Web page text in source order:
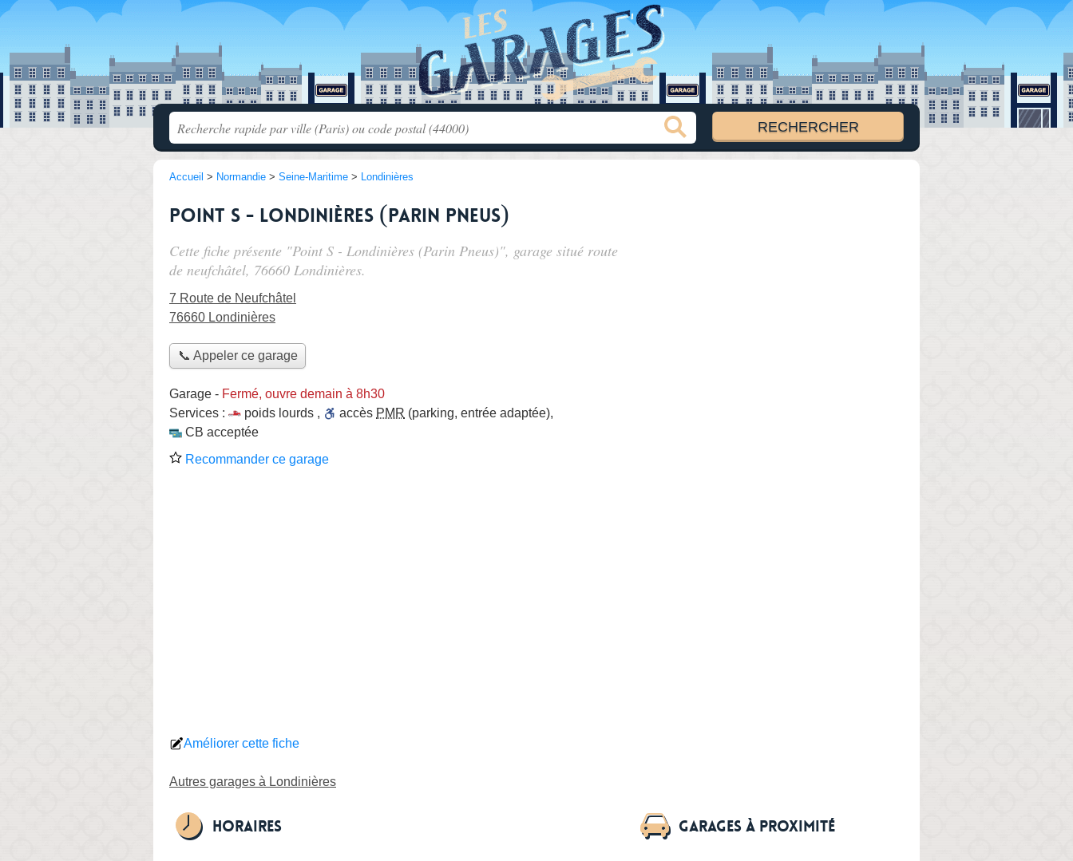
Accueil > Normandie > Seine-Maritime > Londinières
Point S - Londinières (Parin Pneus)
Cette fiche présente "Point S - Londinières (Parin Pneus)", garage situé route
de neufchâtel, 76660 Londinières.
7 Route de Neufchâtel
76660 Londinières
📞 Appeler ce garage
Garage - Fermé, ouvre demain à 8h30
Services :
poids lourds , accès PMR (parking, entrée adaptée),
CB acceptée
Recommander ce garage
Améliorer cette fiche
Autres garages à Londinières
Horaires Garages à proximité